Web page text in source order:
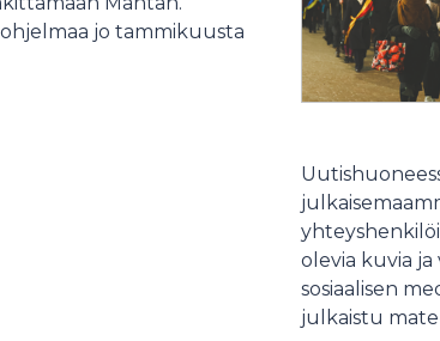
jo tammikuusta
olevia kuvia
sosiaalisen
julkaistu